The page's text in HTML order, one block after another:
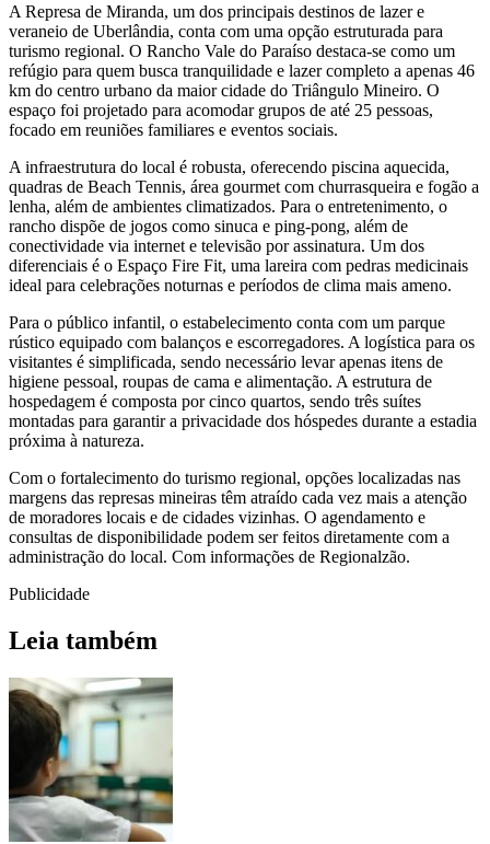
A Represa de Miranda, um dos principais destinos de lazer e
veraneio de Uberlândia, conta com uma opção estruturada para
turismo regional. O Rancho Vale do Paraíso destaca-se como um
refúgio para quem busca tranquilidade e lazer completo a apenas 46
km do centro urbano da maior cidade do Triângulo Mineiro. O
espaço foi projetado para acomodar grupos de até 25 pessoas,
focado em reuniões familiares e eventos sociais.
A infraestrutura do local é robusta, oferecendo piscina aquecida,
quadras de Beach Tennis, área gourmet com churrasqueira e fogão a
lenha, além de ambientes climatizados. Para o entretenimento, o
rancho dispõe de jogos como sinuca e ping-pong, além de
conectividade via internet e televisão por assinatura. Um dos
diferenciais é o Espaço Fire Fit, uma lareira com pedras medicinais
ideal para celebrações noturnas e períodos de clima mais ameno.
Para o público infantil, o estabelecimento conta com um parque
rústico equipado com balanços e escorregadores. A logística para os
visitantes é simplificada, sendo necessário levar apenas itens de
higiene pessoal, roupas de cama e alimentação. A estrutura de
hospedagem é composta por cinco quartos, sendo três suítes
montadas para garantir a privacidade dos hóspedes durante a estadia
próxima à natureza.
Com o fortalecimento do turismo regional, opções localizadas nas
margens das represas mineiras têm atraído cada vez mais a atenção
de moradores locais e de cidades vizinhas. O agendamento e
consultas de disponibilidade podem ser feitos diretamente com a
administração do local. Com informações de Regionalzão.
Publicidade
Leia também